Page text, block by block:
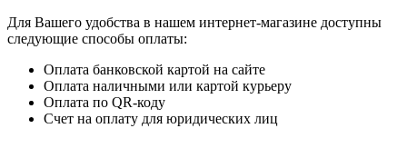
Для Вашего удобства в нашем интернет-магазине доступны
следующие способы оплаты:
Оплата банковской картой на сайте
Оплата наличными или картой курьеру
Оплата по QR-коду
Счет на оплату для юридических лиц